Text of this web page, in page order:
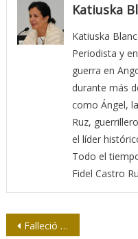
Katiuska
Katiuska
Periodista y
guerra en
durante más
como Ángel,
Ruz,
el líder
Todo el
Fidel Castro
Navegación
Falleció el cineasta y corresponsal de guerra Rigoberto Senarega Madruga